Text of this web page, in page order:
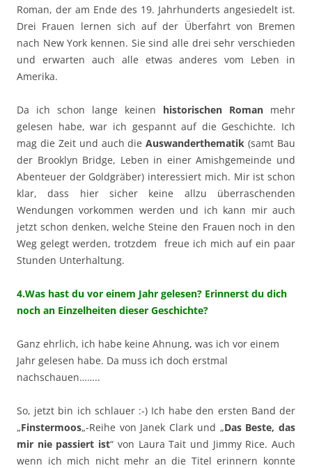
Roman, der am Ende des 19. Jahrhunderts angesiedelt ist.
Drei Frauen lernen sich auf der Überfahrt von Bremen
nach New York kennen. Sie sind alle drei sehr verschieden
und erwarten auch alle etwas anderes vom Leben in
Amerika.
Da ich schon lange keinen historischen Roman mehr
gelesen habe, war ich gespannt auf die Geschichte. Ich
mag die Zeit und auch dieAuswanderthematik (samt Bau
der Brooklyn Bridge, Leben in einer Amishgemeinde und
Abenteuer der Goldgräber) interessiert mich. Mir ist schon
klar, dass hier sicher keine allzu überraschenden
Wendungen vorkommen werden und ich kann mir auch
jetzt schon denken, welche Steine den Frauen noch in den
Weg gelegt werden, trotzdem freue ich mich auf ein paar
Stunden Unterhaltung.
4.Was hast du vor einem Jahr gelesen? Erinnerst du dich
noch an Einzelheiten dieser Geschichte?
Ganz ehrlich, ich habe keine Ahnung, was ich vor einem
Jahr gelesen habe. Da muss ich doch erstmal
nachschauen……..
So, jetzt bin ich schlauer :-) Ich habe den ersten Band der
„Finstermoos„-Reihe von Janek Clark und „Das Beste, das
mir nie passiert ist“ von Laura Tait und Jimmy Rice. Auch
wenn ich mich nicht mehr an die Titel erinnern konnte